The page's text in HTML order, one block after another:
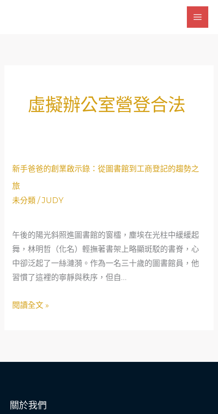
虛擬辦公室營登合法
新手爸爸的創業啟示錄：從圖書館到工商登記的趨勢之
旅
未分類 /JUDY
午後的陽光斜照進圖書館的窗櫺，塵埃在光柱中緩緩起
舞，林明哲（化名）輕撫著書架上略顯斑駁的書脊，心
中卻泛起了一絲漣漪。作為一名三十歲的圖書館員，他
習慣了這裡的寧靜與秩序，但自…
新
爸
創
業
啟
示
從
到
登
閱讀全文 »
關於我們